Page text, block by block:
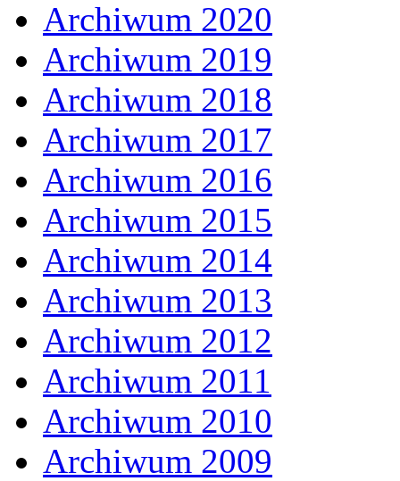
Archiwum 2020
Archiwum 2019
Archiwum 2018
Archiwum 2017
Archiwum 2016
Archiwum 2015
Archiwum 2014
Archiwum 2013
Archiwum 2012
Archiwum 2011
Archiwum 2010
Archiwum 2009